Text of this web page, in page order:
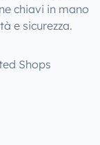
chiavi in mano
e sicurezza.
Shops